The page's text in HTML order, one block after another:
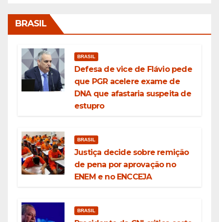
BRASIL
BRASIL
Defesa de vice de Flávio pede
que PGR acelere exame de
DNA que afastaria suspeita de
estupro
BRASIL
Justiça decide sobre remição
de pena por aprovação no
ENEM e no ENCCEJA
BRASIL